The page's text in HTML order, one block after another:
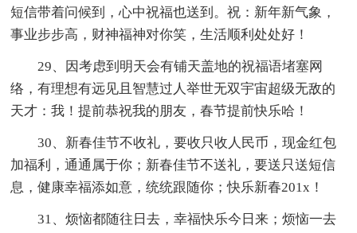
短信带着问候到，心中祝福也送到。祝：新年新气象，
事业步步高，财神福神对你笑，生活顺利处处好！
29、因考虑到明天会有铺天盖地的祝福语堵塞网
络，有理想有远见且智慧过人举世无双宇宙超级无敌的
天才：我！提前恭祝我的朋友，春节提前快乐哈！
30、新春佳节不收礼，要收只收人民币，现金红包
加福利，通通属于你；新春佳节不送礼，要送只送短信
息，健康幸福添如意，统统跟随你；快乐新春201x！
31、烦恼都随往日去，幸福快乐今日来；烦恼一去